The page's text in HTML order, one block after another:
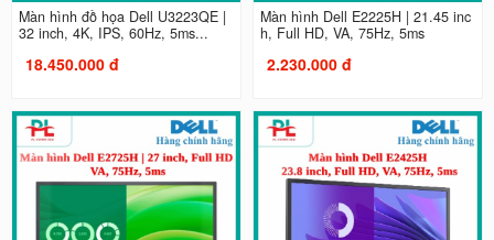
Màn hình đồ họa Dell U3223QE |
32 inch, 4K, IPS, 60Hz, 5ms...
18.450.000 đ
Màn hình Dell E2225H | 21.45 inc
h, Full HD, VA, 75Hz, 5ms
2.230.000 đ